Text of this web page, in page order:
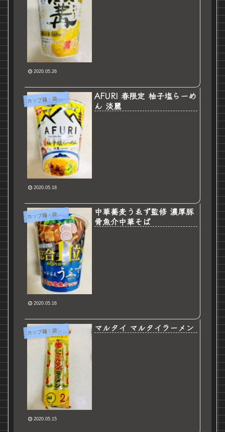
2020.05.26
カ
ップ麺・袋麺など
AFURI 春限定 柚子塩らーめ
ん 淡麗
2020.05.18
カ
ップ麺・袋麺など
中華蕎麦うゑず監修 濃厚豚
骨魚介中華そば
2020.05.16
カ
ップ麺・袋麺など マルタイ マルタイラーメン
2020.05.15